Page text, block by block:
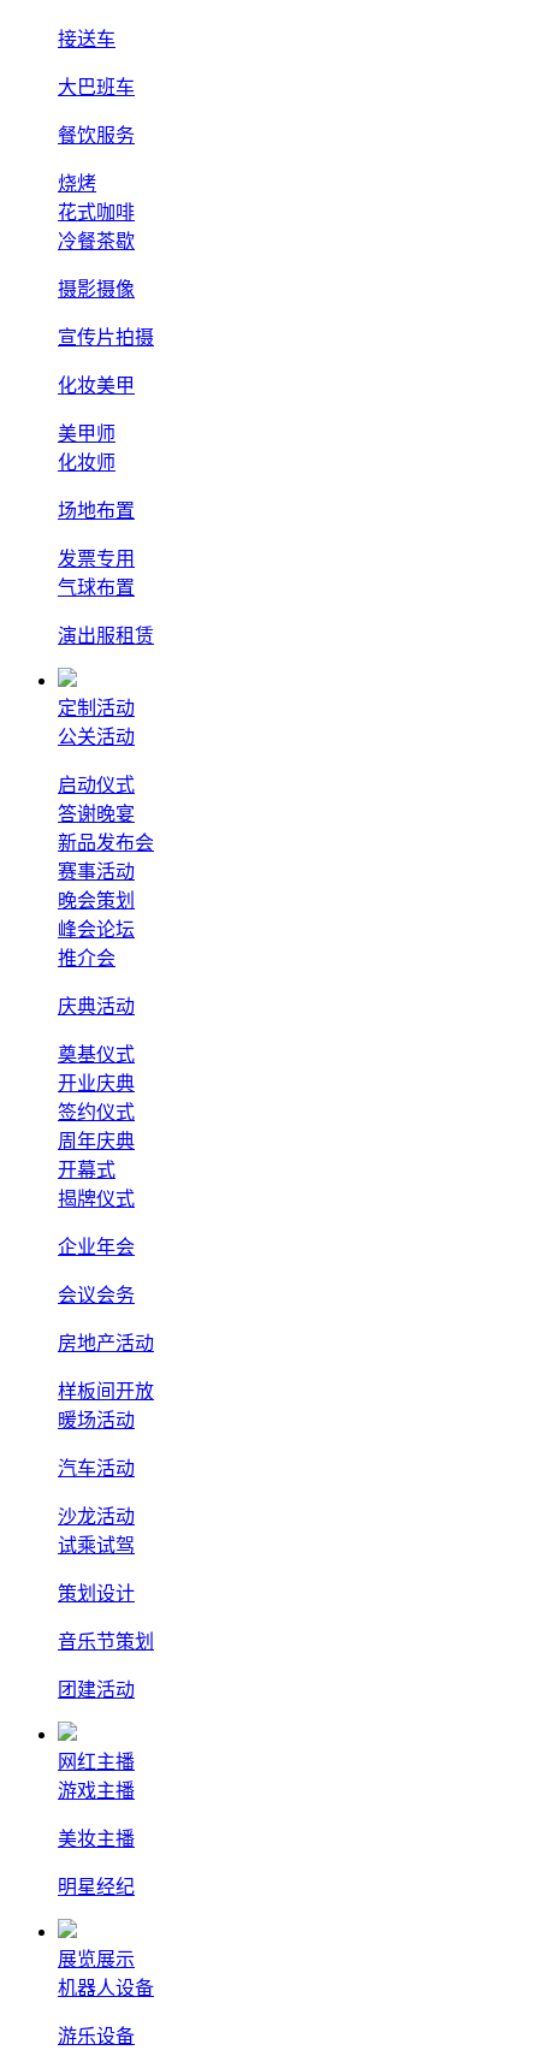
接送车
大巴班车
餐饮服务
烧烤
花式咖啡
冷餐茶歇
摄影摄像
宣传片拍摄
化妆美甲
美甲师
化妆师
场地布置
发票专用
气球布置
演出服租赁
定制活动
公关活动
启动仪式
答谢晚宴
新品发布会
赛事活动
晚会策划
峰会论坛
推介会
庆典活动
奠基仪式
开业庆典
签约仪式
周年庆典
开幕式
揭牌仪式
企业年会
会议会务
房地产活动
样板间开放
暖场活动
汽车活动
沙龙活动
试乘试驾
策划设计
音乐节策划
团建活动
网红主播
游戏主播
美妆主播
明星经纪
展览展示
机器人设备
游乐设备